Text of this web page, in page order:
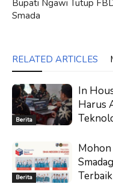
Bupati Ngawi Tutup
Smada
RELATED ARTICLES
Berita
In
Harus
Berita
Mohon
Terbaik